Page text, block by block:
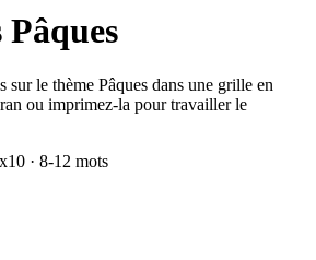
sur le thème Pâques dans une grille en
ou imprimez-la pour travailler le
· 8-12 mots